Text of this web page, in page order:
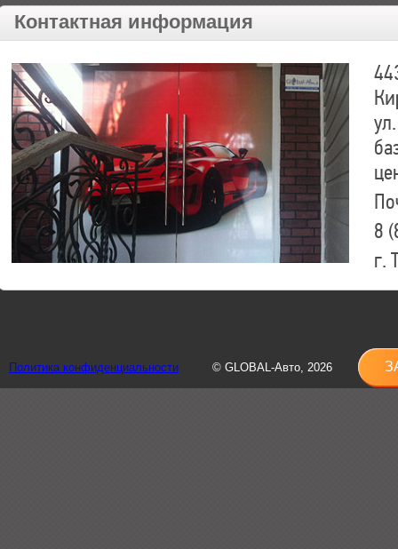
Контактная информация
8
г.
8
Политика конфиденциальности © GLOBAL-Авто, 2026